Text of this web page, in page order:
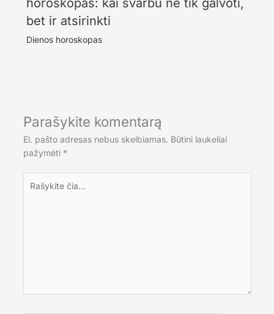
bet ir atsirinkti
Dienos horoskopas
Parašykite komentarą
El. pašto adresas nebus skelbiamas. Būtini laukeliai
pažymėti *
čia...